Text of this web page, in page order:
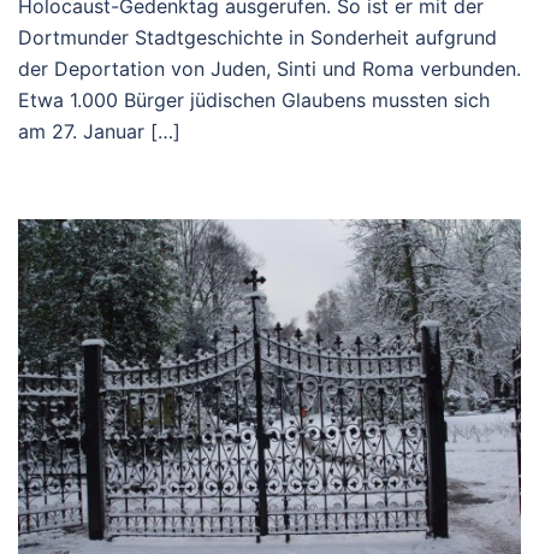
Holocaust-Gedenktag ausgerufen. So ist er mit der
Dortmunder Stadtgeschichte in Sonderheit aufgrund
der Deportation von Juden, Sinti und Roma verbunden.
Etwa 1.000 Bürger jüdischen Glaubens mussten sich
am 27. Januar […]